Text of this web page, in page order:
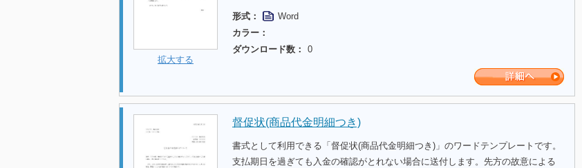
拡大する
形式：
Word
カラー：
ダウンロード数：
0
督促状(商品代金明細つき)
書式として利用できる「督促状(商品代金明細つき)」のワードテンプレートです。
支払期日を過ぎても入金の確認がとれない場合に送付します。先方の故意による